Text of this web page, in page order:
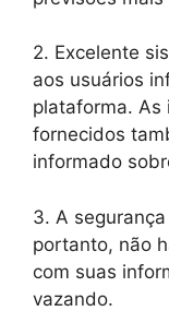
2. Excelente
aos usuários
plataforma. As
fornecidos
informado
3. A
portanto, não
com suas
vazando.